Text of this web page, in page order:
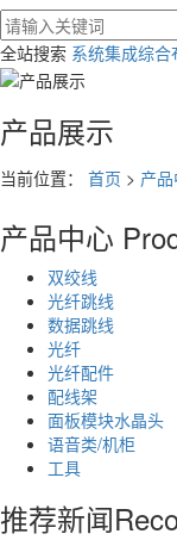
全站搜索 系统集成综合
产品展示
当前位置： 首页 > 产
产品中心
双绞线
光纤跳线
数据跳线
光纤
光纤配件
配线架
面板模块水晶头
语音类/机柜
工具
推荐新闻